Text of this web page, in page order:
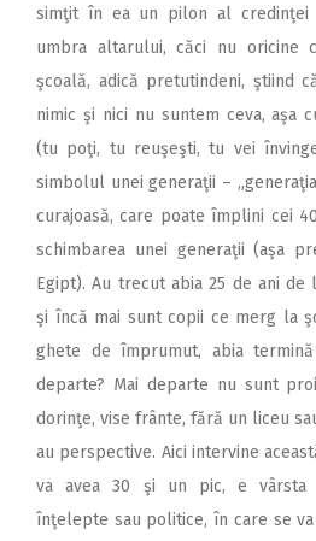
simţit în ea un pilon al credinţei
umbra altarului, căci nu
şcoală, adică pretutindeni, ştiind
nimic şi nici nu suntem ceva, aşa
(tu poţi, tu reuşeşti, tu vei
simbolul unei generaţii –
curajoasă, care poate împlini cei
schimbarea unei generaţii (aşa
Egipt). Au trecut abia 25 de ani
şi încă mai sunt copii ce merg la
ghete de împrumut, abia
departe? Mai departe nu sunt
dorinţe, vise frânte, fără un liceu
au perspective. Aici intervine
va avea 30 şi un pic, e vârsta
înţelepte sau politice, în care se va